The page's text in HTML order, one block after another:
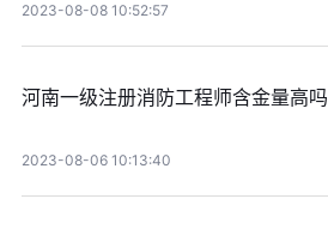
2023-08-08 10:52:57
河南一级注册消防工程师含金量高吗
2023-08-06 10:13:40